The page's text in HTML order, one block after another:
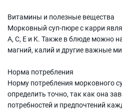
Витамины и полезные вещества
Морковный суп-пюре с карри
A, C, E и K. Также в блюде можно
магний, калий и другие важные
Норма потребления
Норму потребления морковного
определить точно, так как она
потребностей и предпочтений